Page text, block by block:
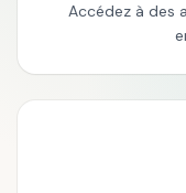
Accédez à des